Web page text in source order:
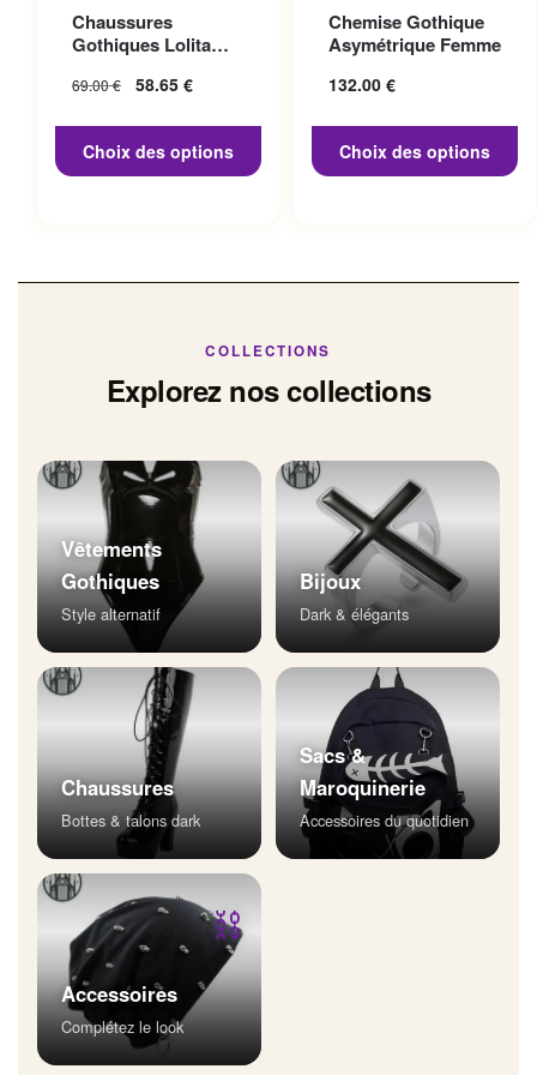
Chaussures
Gothiques Lolita
69.00€
Le prix initial
58.65 €
58.65 €.
Choix des options
variations. Les options
peuvent être choisies sur la
page du produit
Chemise Gothique
Asymétrique Femme
132.00 €
Choix des options
variations. Les options
peuvent être choisies sur la
page du produit
COLLECTIONS
Explorez nos collections
Vêtements
Gothiques
Style alternatif
Bijoux
Dark & élégants
Chaussures
Bottes & talons dark
Sacs &
Maroquinerie
Accessoires du quotidien
⛓
Accessoires
Complétez le look